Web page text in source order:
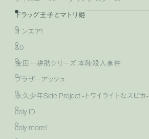
ドラッグ王子とマトリ姫
オンエア！
&0
金田一耕助シリーズ 本陣殺人事件
ブラザーアッシュ
永久少年Side Project -トワイライトなスピカ-
coly ID
coly more！